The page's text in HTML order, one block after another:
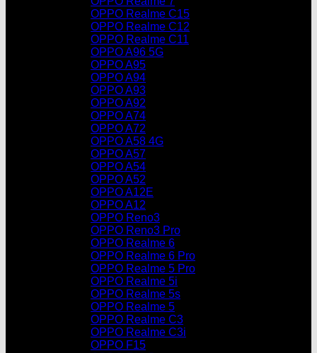
OPPO Realme C15
OPPO Realme C12
OPPO Realme C11
OPPO A96 5G
OPPO A95
OPPO A94
OPPO A93
OPPO A92
OPPO A74
OPPO A72
OPPO A58 4G
OPPO A57
OPPO A54
OPPO A52
OPPO A12E
OPPO A12
OPPO Reno3
OPPO Reno3 Pro
OPPO Realme 6
OPPO Realme 6 Pro
OPPO Realme 5 Pro
OPPO Realme 5i
OPPO Realme 5s
OPPO Realme 5
OPPO Realme C3
OPPO Realme C3i
OPPO F15